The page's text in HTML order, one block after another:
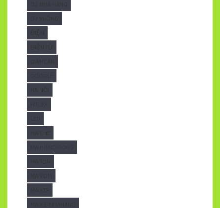
DÙ NHÀ HÀNG
ĐIỆN
ĐIỆN TỬ
GIAMCAN
HÀ NỘI
MAICHE
MAIHIENDIDONG
MAITON
MAIVOM
MAIXEP
MAIXEPNHAHANG